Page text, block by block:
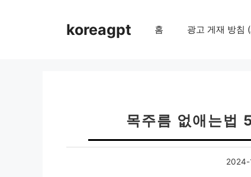
koreagpt 홈 광고 게재 방
목주름 없애는법
2024-